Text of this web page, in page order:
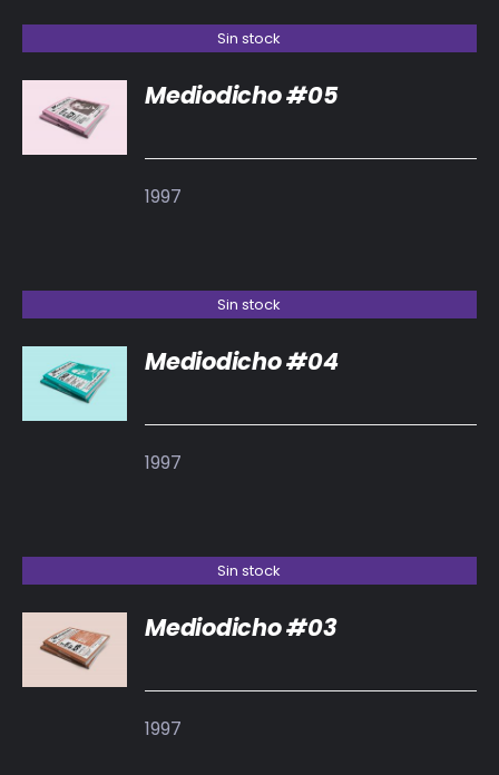
Sin stock
DETALLES
Mediodicho #05
1997
Sin stock
DETALLES
Mediodicho #04
1997
Sin stock
DETALLES
Mediodicho #03
1997